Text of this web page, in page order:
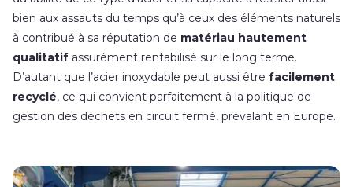
bien aux assauts du temps qu’à ceux des éléments naturels
à contribué à sa réputation de matériau hautement
qualitatif assurément rentabilisé sur le long terme.
D’autant que l’acier inoxydable peut aussi être facilement
recyclé, ce qui convient parfaitement à la politique de
gestion des déchets en circuit fermé, prévalant en Europe.